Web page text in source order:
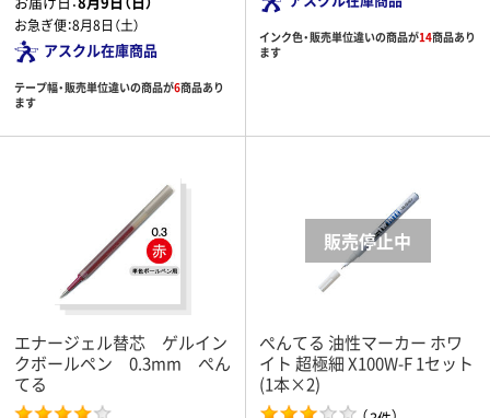
お急ぎ便：8月8日（土）
アスクル在庫商品
テープ幅・販売単位違いの商品が6商品あり
ます
インク色・販売単位違いの商品が14商品あり
ます
エナージェル替芯 ゲルイン
クボールペン 0.3mm ぺん
てる
ぺんてる 油性マーカー ホワ
イト 超極細 X100W-F 1セット
(1本×2)